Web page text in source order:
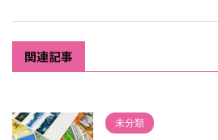
関連記事
未分類